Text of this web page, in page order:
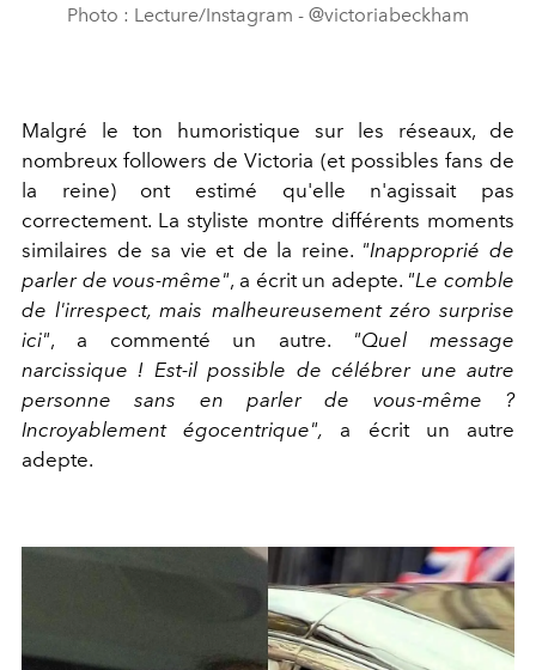
Photo : Lecture/Instagram - @victoriabeckham
Malgré le ton humoristique sur les réseaux, de
nombreux followers de Victoria (et possibles fans de
la reine) ont estimé qu'elle n'agissait pas
correctement. La styliste montre différents moments
similaires de sa vie et de la reine. "Inapproprié de
parler de vous-même", a écrit un adepte. "Le comble
de l'irrespect, mais malheureusement zéro surprise
ici", a commenté un autre. "Quel message
narcissique ! Est-il possible de célébrer une autre
personne sans en parler de vous-même ?
Incroyablement égocentrique", a écrit un autre
adepte.